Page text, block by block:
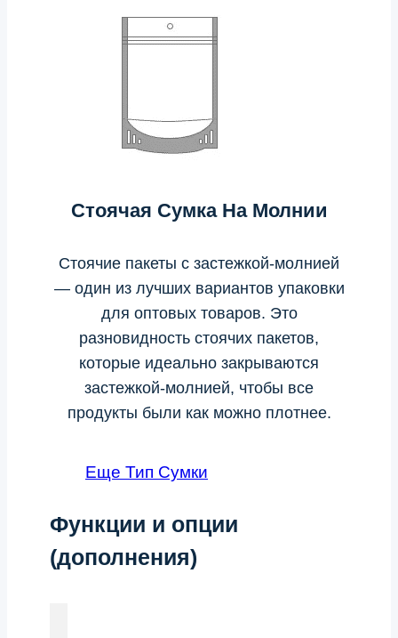
Стоячая Сумка На Молнии
Стоячие пакеты с застежкой-молнией
— один из лучших вариантов упаковки
для оптовых товаров. Это
разновидность стоячих пакетов,
которые идеально закрываются
застежкой-молнией, чтобы все
продукты были как можно плотнее.
Еще Тип Сумки
Функции и опции
(дополнения)